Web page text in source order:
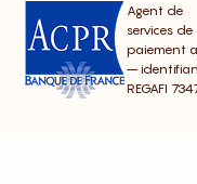
Agent de
services de
paiement
–
REGAFI